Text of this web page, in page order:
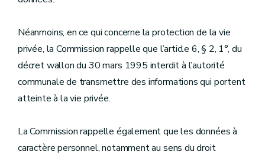
Néanmoins, en ce qui concerne la protection de la vie
privée, la Commission rappelle que l’article 6, § 2, 1°, du
décret wallon du 30 mars 1995 interdit à l’autorité
communale de transmettre des informations qui portent
atteinte à la vie privée.
La Commission rappelle également que les données à
caractère personnel, notamment au sens du droit